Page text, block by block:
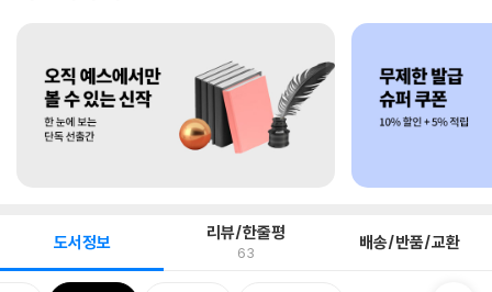
도서정보 리뷰/한줄평
63 배송/반품/교환